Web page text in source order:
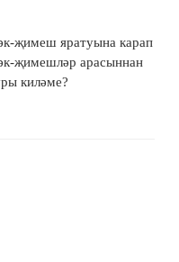
җимеш яратуына карап
җимешләр арасыннан
киләме?